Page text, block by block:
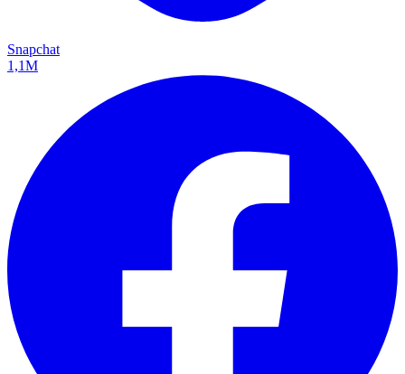
Snapchat
1,1M